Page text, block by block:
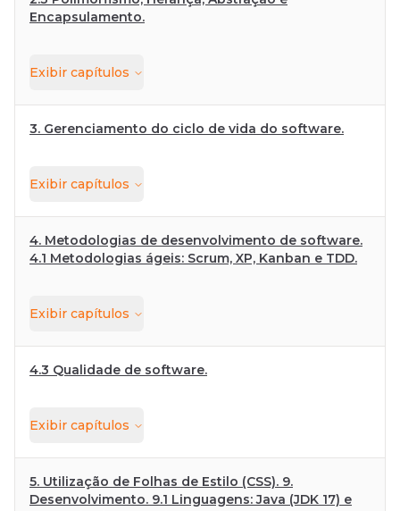
Encapsulamento.
Exibir capítulos
3. Gerenciamento do ciclo de vida do software.
Exibir capítulos
4. Metodologias de desenvolvimento de software.
4.1 Metodologias ágeis: Scrum, XP, Kanban e TDD.
Exibir capítulos
4.3 Qualidade de software.
Exibir capítulos
5. Utilização de Folhas de Estilo (CSS). 9.
Desenvolvimento. 9.1 Linguagens: Java (JDK 17) e